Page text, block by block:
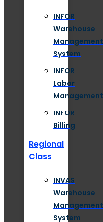
INFOR
Warehouse
Management
System
INFOR
Labor
Management
INFOR
Billing
Regional
Class
INVAS
Warehouse
Management
System